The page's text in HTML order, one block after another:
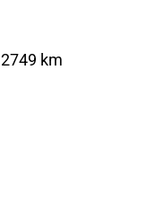
2749 km